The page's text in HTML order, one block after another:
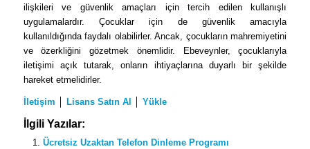
ilişkileri ve güvenlik amaçları için tercih edilen kullanışlı
uygulamalardır. Çocuklar için de güvenlik amacıyla
kullanıldığında faydalı olabilirler. Ancak, çocukların mahremiyetini
ve özerkliğini gözetmek önemlidir. Ebeveynler, çocuklarıyla
iletişimi açık tutarak, onların ihtiyaçlarına duyarlı bir şekilde
hareket etmelidirler.
İletişim Lisans Satın Al Yükle
İlgili Yazılar:
Ücretsiz Uzaktan Telefon Dinleme Programı